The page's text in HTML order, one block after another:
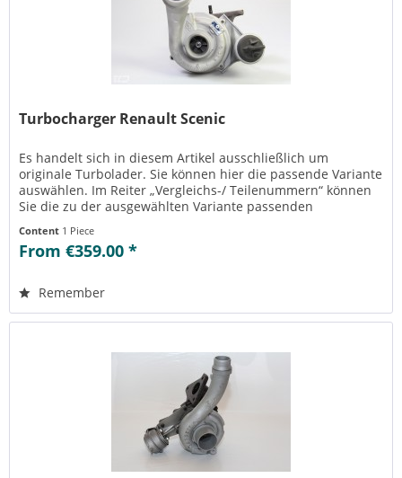
Turbocharger Renault Scenic
Es handelt sich in diesem Artikel ausschließlich um
originale Turbolader. Sie können hier die passende Variante
auswählen. Im Reiter „Vergleichs-/ Teilenummern“ können
Sie die zu der ausgewählten Variante passenden
Content 1 Piece
From €359.00 *
Remember